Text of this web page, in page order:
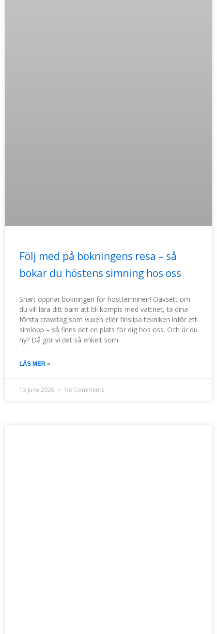
Följ med på bokningens resa – så
bokar du höstens simning hos oss
Snart öppnar bokningen för höstterminen! Oavsett om
du vill lära ditt barn att bli kompis med vattnet, ta dina
första crawltag som vuxen eller finslipa tekniken inför ett
simlopp – så finns det en plats för dig hos oss. Och är du
ny? Då gör vi det så enkelt som
LÄS MER »
13 June 2026 No Comments